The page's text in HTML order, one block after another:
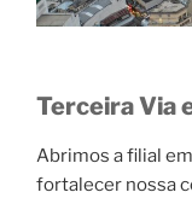
Terceira Via
Abrimos a filial
fortalecer nossa